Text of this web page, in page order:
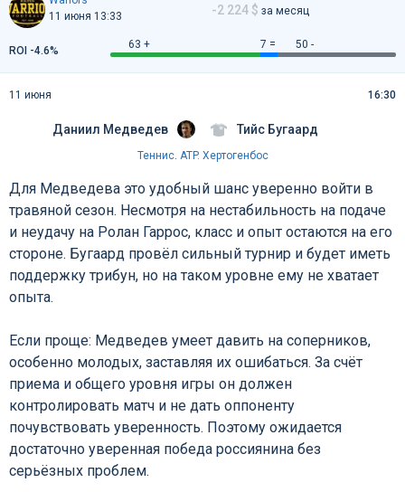
11 июня 13:33
-2 224 $ за месяц
63 + 7 = 50 -
ROI -4.6%
Даниил Медведев
11 июня 16:30
Тийс Бугаард
Теннис. ATP. Хертогенбос
Для Медведева это удобный шанс уверенно войти в
травяной сезон. Несмотря на нестабильность на подаче
и неудачу на Ролан Гаррос, класс и опыт остаются на его
стороне. Бугаард провёл сильный турнир и будет иметь
поддержку трибун, но на таком уровне ему не хватает
опыта.
Если проще: Медведев умеет давить на соперников,
особенно молодых, заставляя их ошибаться. За счёт
приема и общего уровня игры он должен
контролировать матч и не дать оппоненту
почувствовать уверенность. Поэтому ожидается
достаточно уверенная победа россиянина без
серьёзных проблем.